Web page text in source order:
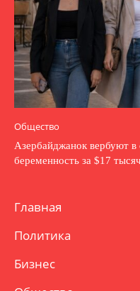
Общество
Азербайджанок вербуют
беременность за $17 тысяч
Главная
Политика
Бизнес